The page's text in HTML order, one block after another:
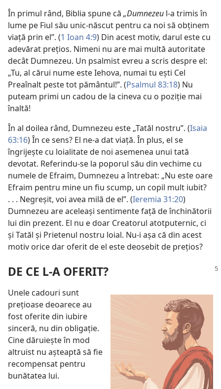
În primul rând, Biblia spune că„Dumnezeu l-a trimis în
lume pe Fiul său unic-născut pentru ca noi să obținem
viață prin el”. (1 Ioan 4:9) Din acest motiv, darul este cu
adevărat prețios. Nimeni nu are mai multă autoritate
decât Dumnezeu. Un psalmist evreu a scris despre el:
„Tu, al cărui nume este Iehova, numai tu ești Cel
Preaînalt peste tot pământul!”. (Psalmul 83:18) Nu
puteam primi un cadou de la cineva cu o poziție mai
înaltă!
În al doilea rând, Dumnezeu este „Tatăl nostru”. (Isaia
63:16) În ce sens? El ne-a dat viață. În plus, el se
îngrijește cu loialitate de noi asemenea unui tată
devotat. Referindu-se la poporul său din vechime cu
numele de Efraim, Dumnezeu a întrebat: „Nu este oare
Efraim pentru mine un fiu scump, un copil mult iubit?
. . . Negreșit, voi avea milă de el”. (Ieremia 31:20)
Dumnezeu are aceleași sentimente față de închinătorii
lui din prezent. El nu e doar Creatorul atotputernic, ci
și Tatăl și Prietenul nostru loial. Nu-i așa că din acest
motiv orice dar oferit de el este deosebit de prețios?
DE CE L-A OFERIT?
Unele cadouri sunt
prețioase deoarece au
fost oferite din iubire
sinceră, nu din obligație.
Cine dăruiește în mod
altruist nu așteaptă să fie
recompensat pentru
bunătatea lui.